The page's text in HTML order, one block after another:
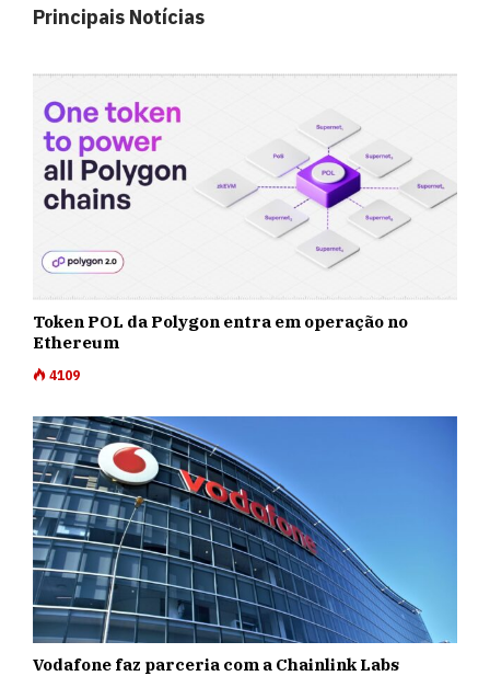
Principais Notícias
Token POL da Polygon entra em operação no
Ethereum
4109
Vodafone faz parceria com a Chainlink Labs